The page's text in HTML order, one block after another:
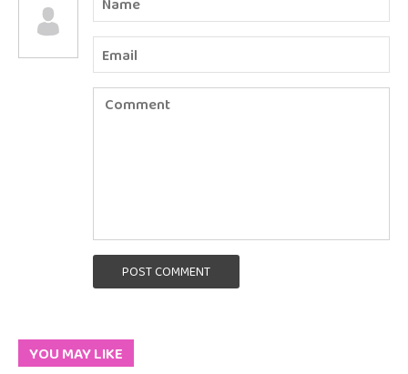
POST COMMENT
YOU MAY LIKE